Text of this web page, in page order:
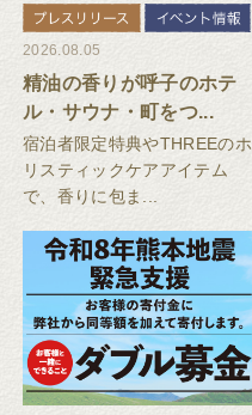
2026.08.05
精油の香りが呼子のホテ
ル・サウナ・町をつ...
宿泊者限定特典やTHREEのホ
リスティックケアアイテム
で、香りに包ま...